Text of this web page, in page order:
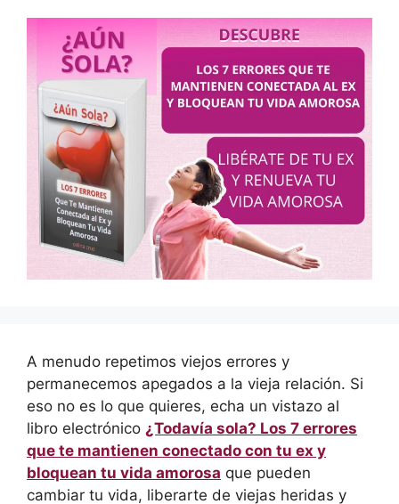
A menudo repetimos viejos errores y
permanecemos apegados a la vieja relación. Si
eso no es lo que quieres, echa un vistazo al
libro electrónico ¿Todavía sola? Los 7 errores
que te mantienen conectado con tu ex y
bloquean tu vida amorosa que pueden
cambiar tu vida, liberarte de viejas heridas y